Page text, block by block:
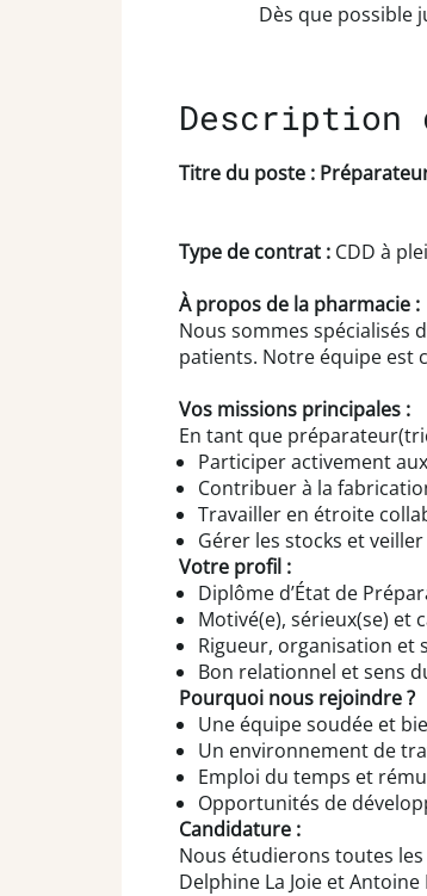
Dès que possible
Titre du poste :
Type de contrat : CDD à
À propos de la pharmacie :
Nous sommes spécialisés
patients. Notre équipe est
Vos missions principales :
En tant que
Participer activement
Contribuer à la
Travailler en étroite
Gérer les stocks et
Votre profil :
Diplôme d’État de
Motivé(e), sérieux(se) et
Rigueur, organisation et
Bon relationnel et sens
Pourquoi nous rejoindre ?
Une équipe soudée et
Un environnement de
Emploi du temps et
Opportunités de
Candidature :
Nous étudierons toutes
Delphine La Joie et Antoine